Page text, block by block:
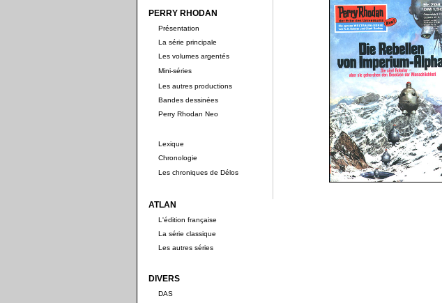
PERRY RHODAN
Présentation
La série principale
Les volumes argentés
Mini-séries
Les autres productions
Bandes dessinées
Perry Rhodan Neo
Lexique
Chronologie
Les chroniques de Délos
ATLAN
L'édition française
La série classique
Les autres séries
DIVERS
DAS